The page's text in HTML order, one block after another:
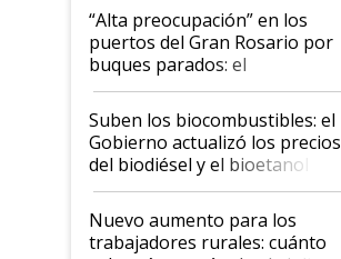
“Alta preocupación” en los
puertos del Gran Rosario por
buques parados: el
funcionamiento de las
exportadoras en tensión tras
la medida de fuerza de los
prácticos
Suben los biocombustibles: el
Gobierno actualizó los precios
del biodiésel y el bioetanol
Nuevo aumento para los
trabajadores rurales: cuánto